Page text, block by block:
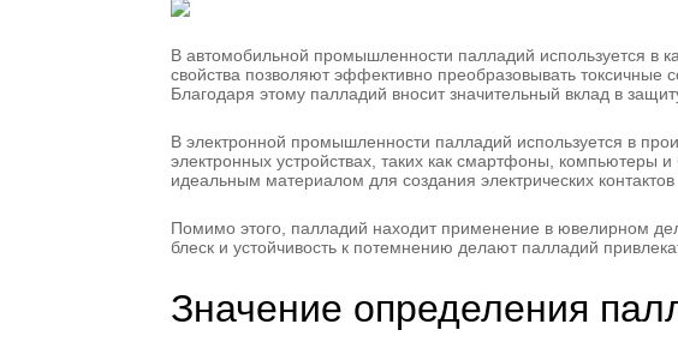
В автомобильной промышленности палладий используется в
свойства позволяют эффективно преобразовывать токсичные
Благодаря этому палладий вносит значительный вклад в
В электронной промышленности палладий используется в
электронных устройствах, таких как смартфоны, компьютеры
идеальным материалом для создания электрических
Помимо этого, палладий находит применение в ювелирном
блеск и устойчивость к потемнению делают палладий
Значение определения